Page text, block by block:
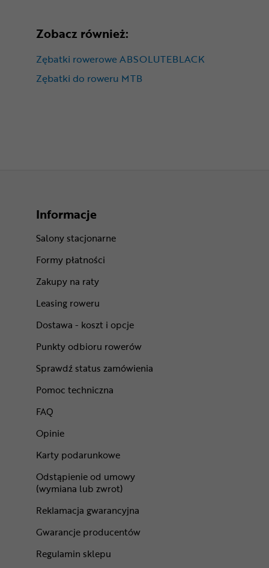
Zobacz również:
Zębatki rowerowe ABSOLUTEBLACK
Zębatki do roweru MTB
Informacje
Salony stacjonarne
Formy płatności
Zakupy na raty
Leasing roweru
Dostawa - koszt i opcje
Punkty odbioru rowerów
Sprawdź status zamówienia
Pomoc techniczna
FAQ
Opinie
Karty podarunkowe
Odstąpienie od umowy
(wymiana lub zwrot)
Reklamacja gwarancyjna
Gwarancje producentów
Regulamin sklepu